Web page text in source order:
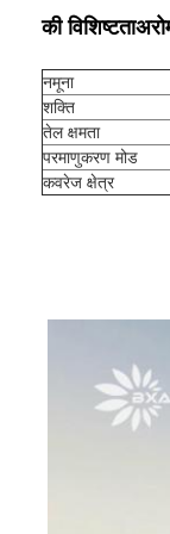
की विशिष्टता
नमूना
शक्ति
तेल क्षमता
परमाणुकरण मोड
कवरेज क्षेत्र